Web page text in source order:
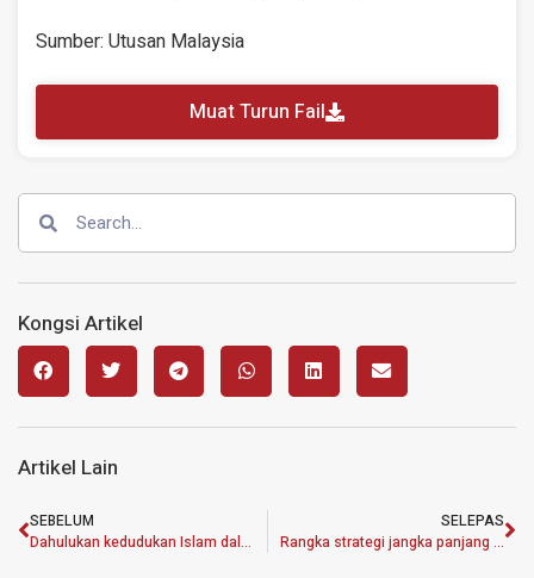
Sumber: Utusan Malaysia
Muat Turun Fail
Kongsi Artikel
Artikel Lain
SEBELUM
Dahulukan kedudukan Islam dalam penilaian hak asasi manusia
SELEPAS
Rangka strategi jangka panjang perbaiki ekonomi negara